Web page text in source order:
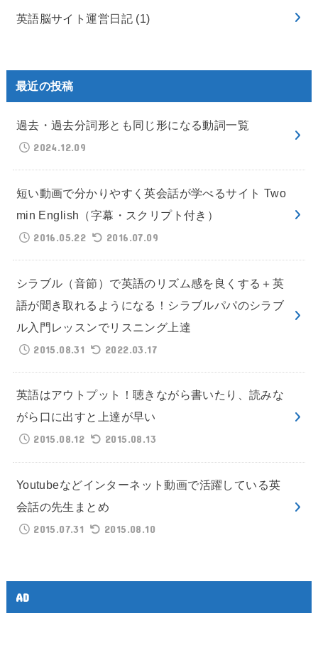
英語脳サイト運営日記 (1)
最近の投稿
過去・過去分詞形とも同じ形になる動詞一覧
2024.12.09
短い動画で分かりやすく英会話が学べるサイト Two
min English（字幕・スクリプト付き）
2016.05.22
2016.07.09
シラブル（音節）で英語のリズム感を良くする＋英
語が聞き取れるようになる！シラブルパパのシラブ
ル入門レッスンでリスニング上達
2015.08.31
2022.03.17
英語はアウトプット！聴きながら書いたり、読みな
がら口に出すと上達が早い
2015.08.12
2015.08.13
Youtubeなどインターネット動画で活躍している英
会話の先生まとめ
2015.07.31
2015.08.10
AD